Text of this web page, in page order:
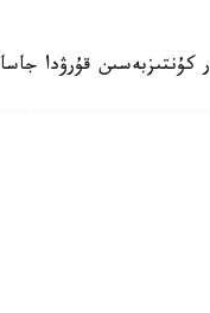
كۇنتىزبەسىن قۇرۋدا